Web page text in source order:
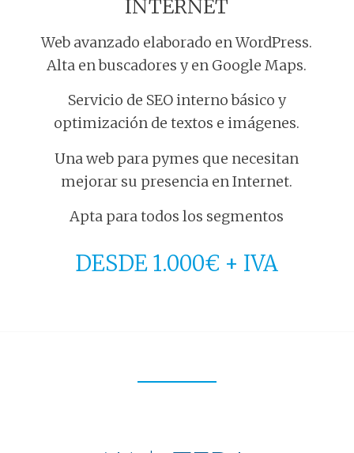
INTERNET
Web avanzado elaborado en WordPress.
Alta en buscadores y en Google Maps.
Servicio de SEO interno básico y
optimización de textos e imágenes.
Una web para pymes que necesitan
mejorar su presencia en Internet.
Apta para todos los segmentos
DESDE 1.000€ + IVA